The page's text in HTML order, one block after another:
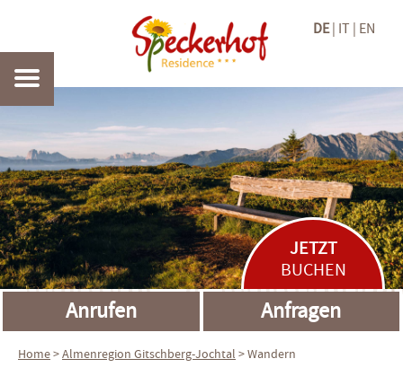
DE IT EN
JETZT
BUCHEN
Anrufen Anfragen
Home>Almenregion Gitschberg-Jochtal > Wandern